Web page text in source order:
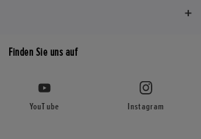
Finden Sie uns auf
YouTube Instagram